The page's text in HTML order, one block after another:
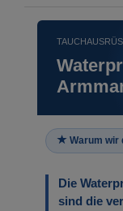
Warum wir
Die
sind die